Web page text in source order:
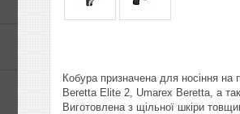
Кобура призначена для носіння на
Beretta Elite 2, Umarex Beretta, а
Виготовлена з щільної шкіри